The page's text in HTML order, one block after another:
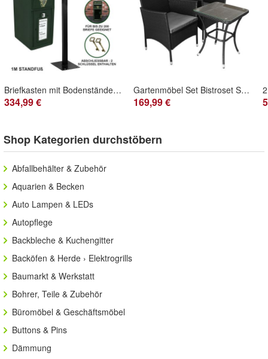
Briefkasten mit Bodenständer Postkasten Wandbriefkasten Standbriefkasten irischer
334,99 €
Gartenmöbel Set Bistroset Sitzgruppe Rattan Gartenset Gartenstühle mit Tisch
169,99 €
Shop Kategorien durchstöbern
Abfallbehälter & Zubehör
Aquarien & Becken
Auto Lampen & LEDs
Autopflege
Backbleche & Kuchengitter
Backöfen & Herde › Elektrogrills
Baumarkt & Werkstatt
Bohrer, Teile & Zubehör
Büromöbel & Geschäftsmöbel
Buttons & Pins
Dämmung